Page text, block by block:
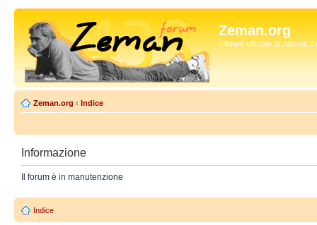
Zeman.org
Il forum ufficiale di Zdenek
Zeman.org ‹ Indice
Informazione
Il forum è in manutenzione
Indice